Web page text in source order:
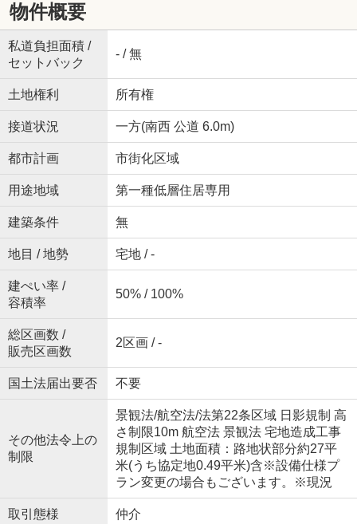
物件概要
私道負担面積 /
セットバック
- / 無
土地権利 所有権
接道状況 一方(南西 公道 6.0m)
都市計画 市街化区域
用途地域 第一種低層住居専用
建築条件 無
地目 / 地勢 宅地 / -
建ぺい率 /
容積率
50% / 100%
総区画数 /
販売区画数
2区画 / -
国土法届出要否 不要
その他法令上の
制限
景観法/航空法/法第22条区域 日影規制 高
さ制限10m 航空法 景観法 宅地造成工事
規制区域 土地面積：路地状部分約27平
米(うち協定地0.49平米)含※設備仕様プ
ラン変更の場合もございます。※現況
取引態様 仲介